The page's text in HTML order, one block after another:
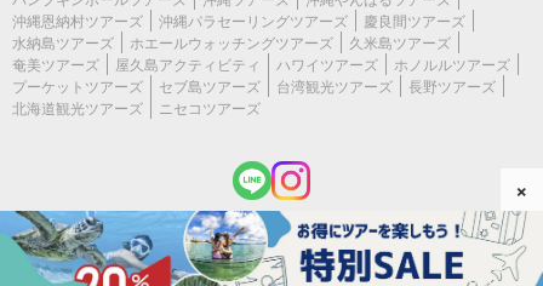
沖縄恩納村ツアーズ
沖縄パラセーリングツアーズ
慶良間ツアーズ
水納島ツアーズ
ホエールウォッチングツアーズ
久米島ツアーズ
奄美ツアーズ
屋久島アクティビティ ハワイツアーズ
ホノルルツアーズ
プーケットツアーズ
セブ島ツアーズ 台湾観光ツアーズ
長野ツアーズ
北海道観光ツアーズ
ニセコツアーズ
(c) 2026 宮古島ツアーズ All Rights Reserved.
×